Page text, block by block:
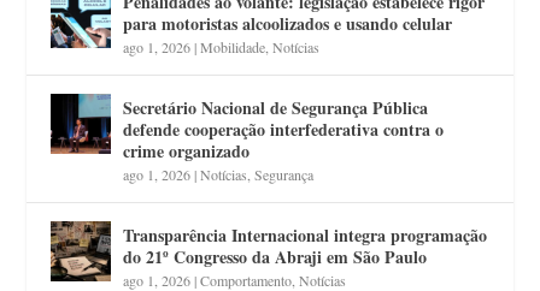
para motoristas alcoolizados e usando celular
ago 1, 2026|Mobilidade ,Notícias
Secretário Nacional de Segurança Pública
defende cooperação interfederativa contra o
crime organizado
ago 1, 2026|Notícias ,Segurança
Transparência Internacional integra programação
do 21º Congresso da Abraji em São Paulo
ago 1, 2026|Comportamento ,Notícias